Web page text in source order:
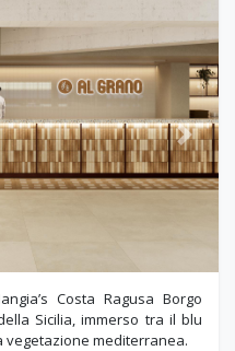
Next
Costa Ragusa Borgo
Sicilia, immerso tra il blu
vegetazione mediterranea.